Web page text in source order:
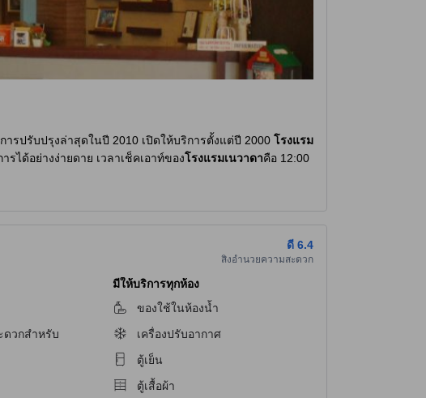
รปรับปรุงล่าสุดในปี 2010 เปิดให้บริการตั้งแต่ปี 2000 โรงแรม
รได้อย่างง่ายดาย เวลาเช็คเอาท์ของโรงแรมเนวาดาคือ 12:00
ร้านค้าที่หลากหลายให้เลือกมากมาย คุณสามารถเดินเล่นช้อป
การผ่อนคลายอย่างแท้จริง และรับการดูแลโดยนักนวดมือ
วัตรประจำวัน
เนสเซ็นเตอร์ที่สะดวกสบายและเปิดให้บริการตลอด 24
ารเล็กๆ หรือเครื่องเล่นรายการใหญ่ที่ใช้ในการฝึกซ้อม
ดี 6.4
สิ่งอำนวยความสะดวก
ดวกสำหรับ
มีให้บริการทุกห้อง
ของใช้ในห้องน้ำ
เครื่องปรับอากาศ
ตู้เย็น
ตู้เสื้อผ้า